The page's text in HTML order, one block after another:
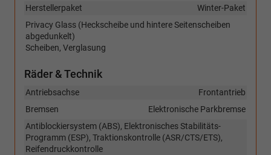
Winter-Paket
Herstellerpaket
Privacy Glass (Heckscheibe und hintere Seitenscheiben
abgedunkelt)
Scheiben, Verglasung
Räder & Technik
Frontantrieb
Antriebsachse
Elektronische Parkbremse
Bremsen
Antiblockiersystem (ABS), Elektronisches Stabilitäts-
Programm (ESP), Traktionskontrolle (ASR/CTS/ETS),
Reifendruckkontrolle